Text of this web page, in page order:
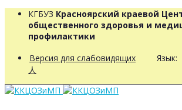
КГБУЗ Красноярский краевой
общественного здоровья и
профилактики
Версия для слабовидящих Язык:
人